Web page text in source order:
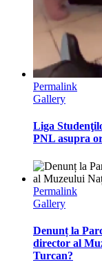
Permalink
Gallery
Liga
PNL asupra
Permalink
Gallery
Denunț la
director al
Turcan?